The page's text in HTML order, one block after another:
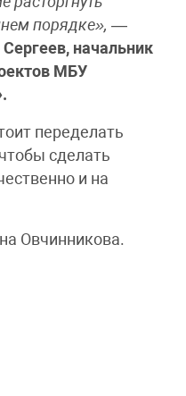
порядке», —
начальник
МБУ
переделать
сделать
и на
Овчинникова.